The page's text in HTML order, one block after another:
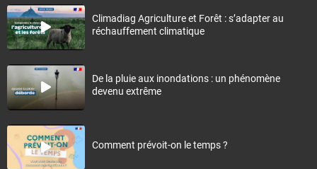
Climadiag Agriculture et Forêt : s’adapter au
réchauffement climatique
De la pluie aux inondations : un phénomène
devenu extrême
Comment prévoit-on le temps ?